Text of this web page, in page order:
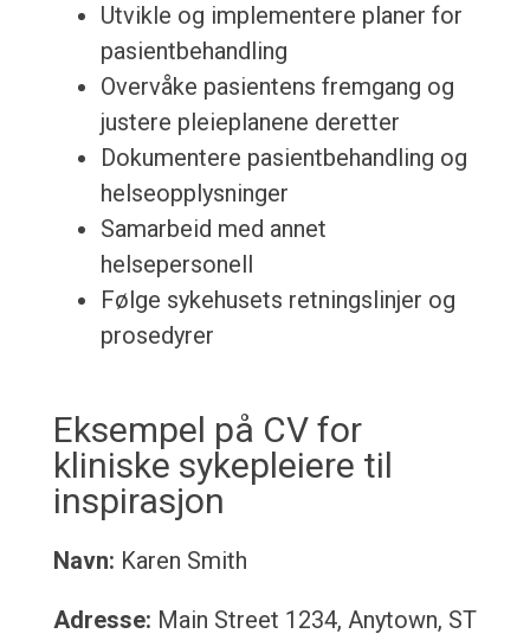
Utvikle og implementere planer for
pasientbehandling
Overvåke pasientens fremgang og
justere pleieplanene deretter
Dokumentere pasientbehandling og
helseopplysninger
Samarbeid med annet
helsepersonell
Følge sykehusets retningslinjer og
prosedyrer
Eksempel på CV for
kliniske sykepleiere til
inspirasjon
Navn: Karen Smith
Adresse: Main Street 1234, Anytown, ST